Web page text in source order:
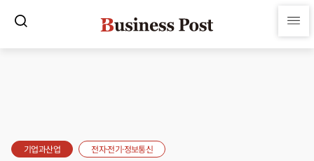
기업과산업 전자·전기·정보통신